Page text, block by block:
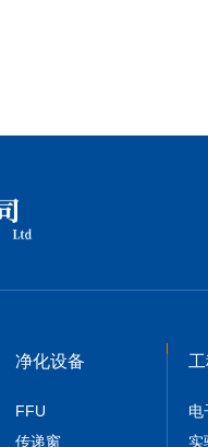
净化设备
FFU
传递窗
电
实